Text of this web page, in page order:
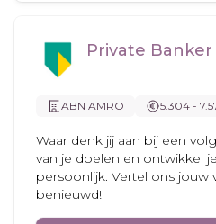
Private
ABN AMRO 5.304 -
Waar denk jij aan bij een
van je doelen en ontwikkel
persoonlijk. Vertel ons jouw
benieuwd!